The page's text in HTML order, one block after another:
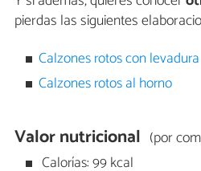
pierdas las siguientes
Calzones rotos con levadura
Calzones rotos al horno
Valor nutricional (por
Calorías: 99 kcal